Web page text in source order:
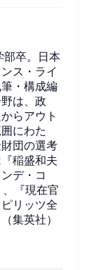
部卒。日本
ス・ライ
・構成編
は、政
らアウト
にわた
団の選考
稲盛和夫
デ・コ
『現在官
リッツ全
集英社）